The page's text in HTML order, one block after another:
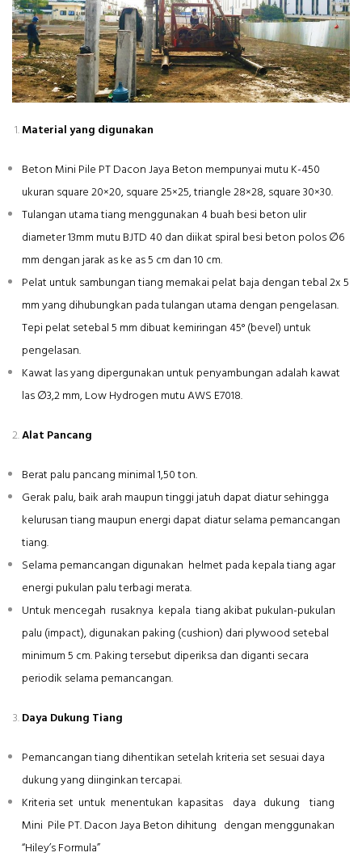
Material yang digunakan
Beton Mini Pile PT Dacon Jaya Beton mempunyai mutu K-450
ukuran square 20×20, square 25×25, triangle 28×28, square 30×30.
Tulangan utama tiang menggunakan 4 buah besi beton ulir
diameter 13mm mutu BJTD 40 dan diikat spiral besi beton polos ∅6
mm dengan jarak as ke as 5 cm dan 10 cm.
Pelat untuk sambungan tiang memakai pelat baja dengan tebal 2x 5
mm yang dihubungkan pada tulangan utama dengan pengelasan.
Tepi pelat setebal 5 mm dibuat kemiringan 45° (bevel) untuk
pengelasan.
Kawat las yang dipergunakan untuk penyambungan adalah kawat
las ∅3,2 mm, Low Hydrogen mutu AWS E7018.
Alat Pancang
Berat palu pancang minimal 1,50 ton.
Gerak palu, baik arah maupun tinggi jatuh dapat diatur sehingga
kelurusan tiang maupun energi dapat diatur selama pemancangan
tiang.
Selama pemancangan digunakan helmet pada kepala tiang agar
energi pukulan palu terbagi merata.
Untuk mencegah rusaknya kepala tiang akibat pukulan-pukulan
palu (impact), digunakan paking (cushion) dari plywood setebal
minimum 5 cm. Paking tersebut diperiksa dan diganti secara
periodik selama pemancangan.
Daya Dukung Tiang
Pemancangan tiang dihentikan setelah kriteria set sesuai daya
dukung yang diinginkan tercapai.
Kriteria set untuk menentukan kapasitas daya dukung tiang
Mini Pile PT. Dacon Jaya Beton dihitung dengan menggunakan
“Hiley’s Formula”